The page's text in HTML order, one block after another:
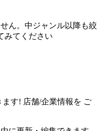
ん。中ジャンル以降も絞
みてください
ます! 店舗/企業情報を ご